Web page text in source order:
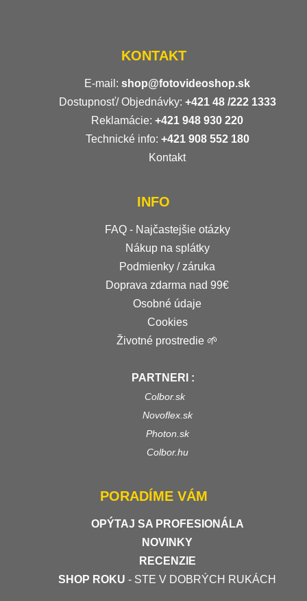
KONTAKT
E-mail: shop@fotovideoshop.sk
Dostupnosť/ Objednávky: +421 48 /222 1333
Reklamácie: +421 948 930 220
Technické info: +421 908 552 180
Kontakt
INFO
FAQ - Najčastejšie otázky
Nákup na splátky
Podmienky / záruka
Doprava zdarma nad 99€
Osobné údaje
Cookies
Životné prostredie 🌱
PARTNERI :
Colbor.sk
Novoflex.sk
Photon.sk
Colbor.hu
PORADÍME VÁM
OPÝTAJ SA PROFESIONÁLA
NOVINKY
RECENZIE
SHOP ROKU - STE V DOBRÝCH RUKÁCH